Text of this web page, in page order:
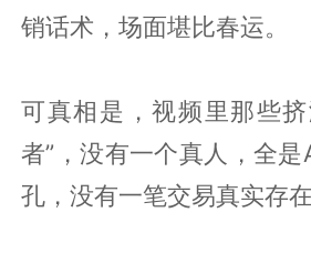
销话术，场面堪比春运。
可真相是，视频里那些
者”，没有一个真人，全
孔，没有一笔交易真实存在